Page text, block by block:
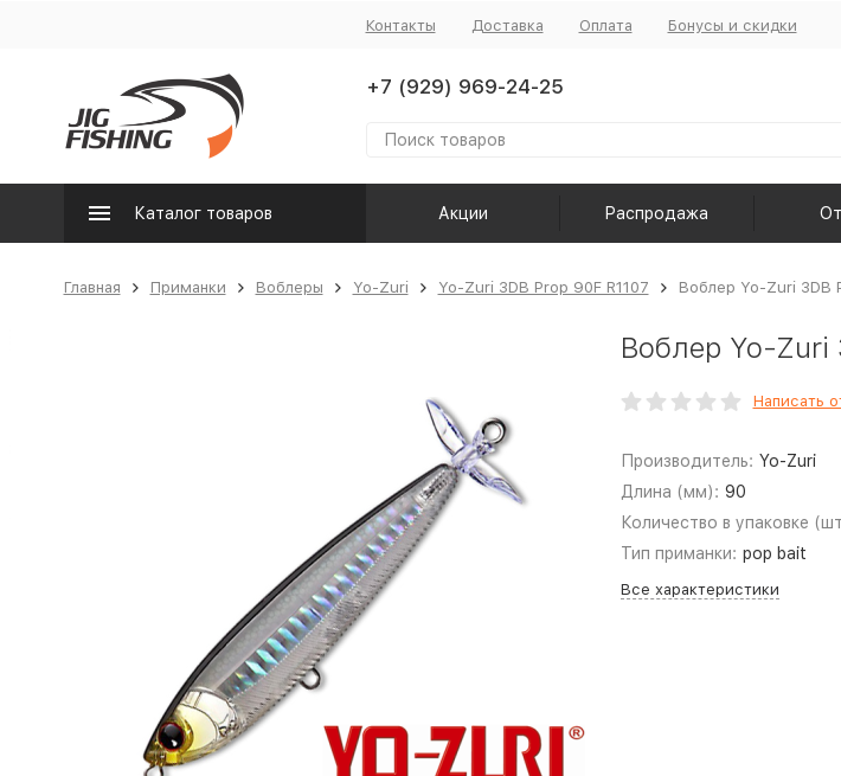
Контакты Доставка Оплата Бонусы и скидки
+7 (929) 969-24-25
Каталог товаров Акции Распродажа
Главная Приманки Воблеры Yo-Zuri Yo-Zuri 3DB Prop 90F R1107 Воблер Yo-Zuri 3DB
Воблер Yo-Zuri
Написать
Производитель: Yo-Zuri
Длина (мм): 90
Количество в упаковке
Тип приманки: pop bait
Все характеристики